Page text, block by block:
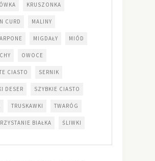
KRUSZONKA
CURD MALINY
MIGDAŁY MIÓD
OWOCE
CIASTO SERNIK
DESER SZYBKIE CIASTO
TRUSKAWKI TWARÓG
BIAŁKA ŚLIWKI